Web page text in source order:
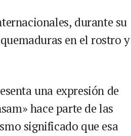
durante su
en el rostro y
una expresión de
hace parte de las
significado que esa